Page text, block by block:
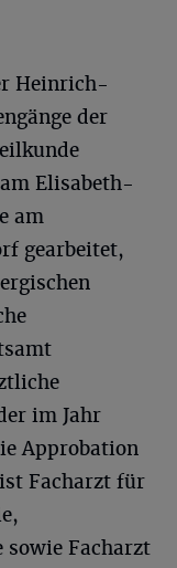
Heinrich-
der
Elisabeth-
am
gearbeitet,
im Jahr
Approbation
Facharzt für
Facharzt